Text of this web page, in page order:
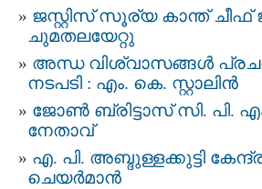
ജസ്റ്റിസ് സൂര്യ കാന്ത് ചീഫ്
ചുമതലയേറ്റു
അന്ധ വിശ്വാസങ്ങൾ
നടപടി : എം. കെ. സ്റ്റാലിൻ
ജോണ്‍ ബ്രിട്ടാസ് സി. പി.
നേതാവ്
എ. പി. അബ്ദുള്ളക്കുട്ടി
ചെയര്‍മാന്‍